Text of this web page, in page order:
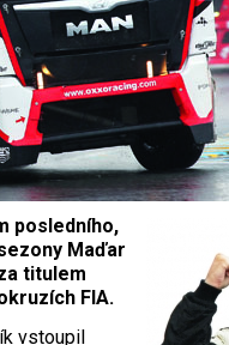
posledního,
Maďar
titulem
FIA.
vstoupil